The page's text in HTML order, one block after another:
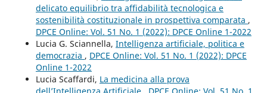
delicato equilibrio tra affidabilità tecnologica e
sostenibilità costituzionale in prospettiva comparata ,
DPCE Online: Vol. 51 No. 1 (2022): DPCE Online 1-2022
Lucia G. Sciannella, Intelligenza artificiale, politica e
democrazia , DPCE Online: Vol. 51 No. 1 (2022): DPCE
Online 1-2022
Lucia Scaffardi, La medicina alla prova